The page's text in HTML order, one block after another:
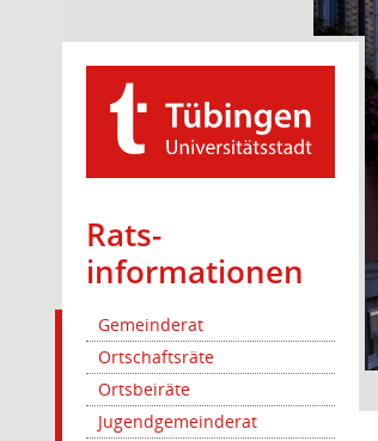
Rats­
informationen
Gemeinderat
Ortschaftsräte
Ortsbeiräte
Jugendgemeinderat